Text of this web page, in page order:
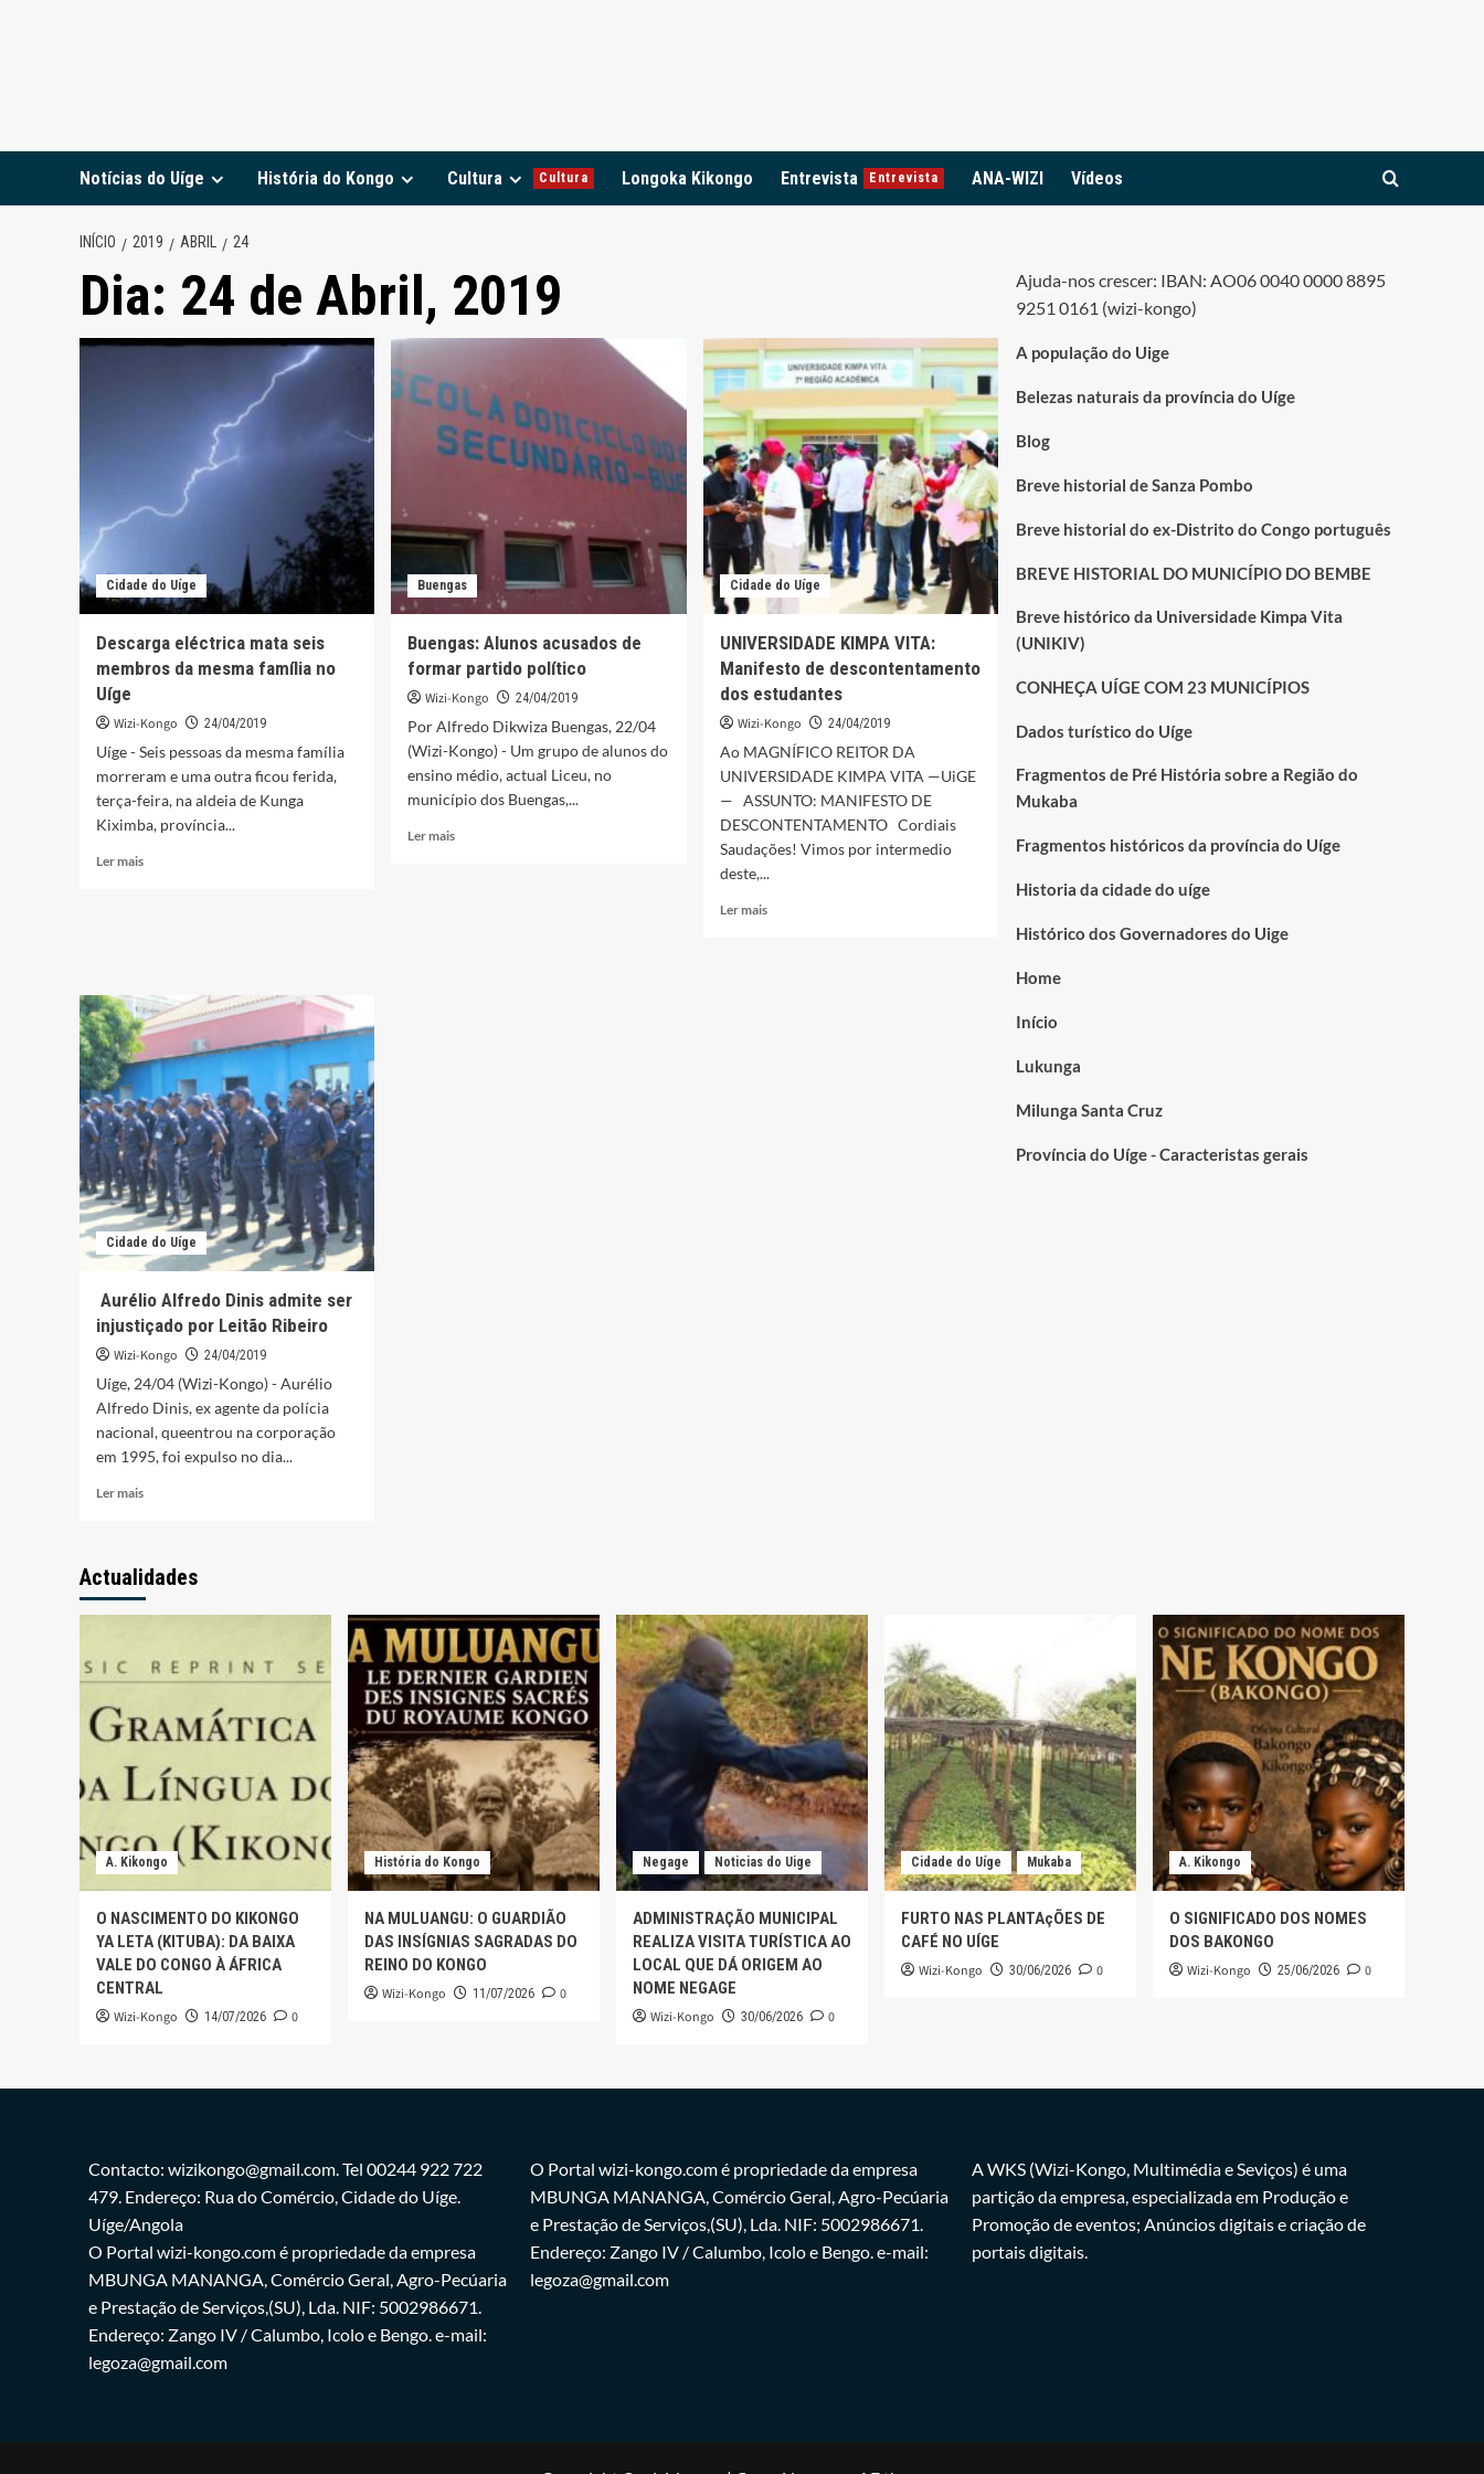
Notícias do Uíge História do Kongo Cultura Cultura Longoka Kikongo Entrevista Entrevista ANA-WIZI Vídeos
INÍCIO 2019 ABRIL 24
Dia: 24 de Abril, 2019
Cidade do Uíge
Descarga eléctrica mata seis
membros da mesma família no
Uíge
Wizi-Kongo 24/04/2019
Uíge - Seis pessoas da mesma família
morreram e uma outra ficou ferida,
terça-feira, na aldeia de Kunga
Kiximba, província...
Ler maisLeia
membros
da
mesma
família
Uíge
Buengas
Buengas: Alunos acusados de
formar partido político
Wizi-Kongo 24/04/2019
Por Alfredo Dikwiza Buengas, 22/04
(Wizi-Kongo) - Um grupo de alunos do
ensino médio, actual Liceu, no
município dos Buengas,...
Ler maisLeia
Cidade do Uíge
UNIVERSIDADE KIMPA VITA:
Manifesto de descontentamento
dos estudantes
Wizi-Kongo 24/04/2019
Ao MAGNÍFICO REITOR DA
UNIVERSIDADE KIMPA VITA —UiGE
— ASSUNTO: MANIFESTO DE
DESCONTENTAMENTO Cordiais
Saudações! Vimos por intermedio
deste,...
Ler maisLeia
Cidade do Uíge
Aurélio Alfredo Dinis admite ser
injustiçado por Leitão Ribeiro
Wizi-Kongo 24/04/2019
Uíge, 24/04 (Wizi-Kongo) - Aurélio
Alfredo Dinis, ex agente da polícia
nacional, queentrou na corporação
em 1995, foi expulso no dia...
Ler maisLeia
Alfredo
Dinis
admite
injustiçado
por
Ribeiro
Ajuda-nos crescer: IBAN: AO06 0040 0000 8895
9251 0161 (wizi-kongo)
A população do Uige
Belezas naturais da província do Uíge
Blog
Breve historial de Sanza Pombo
Breve historial do ex-Distrito do Congo português
BREVE HISTORIAL DO MUNICÍPIO DO BEMBE
Breve histórico da Universidade Kimpa Vita
(UNIKIV)
CONHEÇA UÍGE COM 23 MUNICÍPIOS
Dados turístico do Uíge
Fragmentos de Pré História sobre a Região do
Mukaba
Fragmentos históricos da província do Uíge
Historia da cidade do uíge
Histórico dos Governadores do Uige
Home
Início
Lukunga
Milunga Santa Cruz
Província do Uíge - Caracteristas gerais
Actualidades
A. Kikongo
O NASCIMENTO DO KIKONGO
YA LETA (KITUBA): DA BAIXA
VALE DO CONGO À ÁFRICA
CENTRAL
Wizi-Kongo 14/07/2026 0
História do Kongo
NA MULUANGU: O GUARDIÃO
DAS INSÍGNIAS SAGRADAS DO
REINO DO KONGO
Wizi-Kongo 11/07/2026 0
Negage Noticias do Uige
ADMINISTRAÇÃO MUNICIPAL
REALIZA VISITA TURÍSTICA AO
LOCAL QUE DÁ ORIGEM AO
NOME NEGAGE
Wizi-Kongo 30/06/2026 0
Cidade do Uíge Mukaba
FURTO NAS PLANTAçÕES DE
CAFÉ NO UÍGE
Wizi-Kongo 30/06/2026 0
A. Kikongo
O SIGNIFICADO DOS NOMES
DOS BAKONGO
Wizi-Kongo 25/06/2026 0
Contacto: wizikongo@gmail.com. Tel 00244 922 722
479. Endereço: Rua do Comércio, Cidade do Uíge.
Uíge/Angola
O Portal wizi-kongo.com é propriedade da empresa
MBUNGA MANANGA, Comércio Geral, Agro-Pecúaria
e Prestação de Serviços,(SU), Lda. NIF: 5002986671.
Endereço: Zango IV / Calumbo, Icolo e Bengo. e-mail:
legoza@gmail.com
O Portal wizi-kongo.com é propriedade da empresa
MBUNGA MANANGA, Comércio Geral, Agro-Pecúaria
e Prestação de Serviços,(SU), Lda. NIF: 5002986671.
Endereço: Zango IV / Calumbo, Icolo e Bengo. e-mail:
legoza@gmail.com
A WKS (Wizi-Kongo, Multimédia e Seviços) é uma
partição da empresa, especializada em Produção e
Promoção de eventos; Anúncios digitais e criação de
portais digitais.